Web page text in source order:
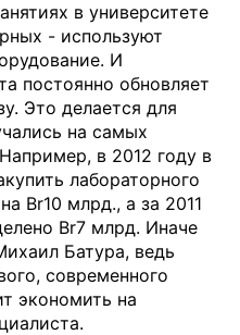
в университете
- используют
И
постоянно обновляет
Это делается для
на самых
в 2012 году в
лабораторного
Br10 млрд., а за 2011
Br7 млрд. Иначе
Батура, ведь
современного
экономить на